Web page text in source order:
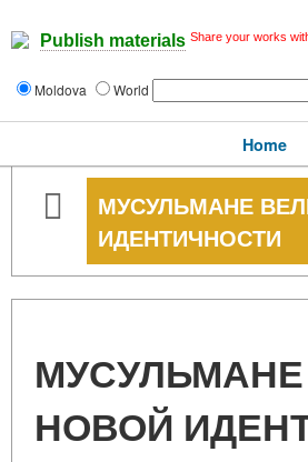
Publish materials Share your works
Moldova World
Home
МУСУЛЬМАНЕ
ИДЕНТИЧНОСТИ
НОВОЙ